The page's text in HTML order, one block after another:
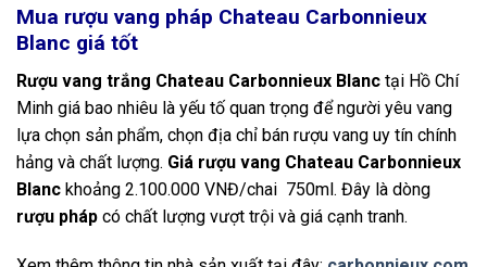
Mua rượu vang pháp Chateau Carbonnieux
Blanc giá tốt
Rượu vang trắng Chateau Carbonnieux Blanc tại Hồ Chí
Minh giá bao nhiêu là yếu tố quan trọng để người yêu vang
lựa chọn sản phẩm, chọn địa chỉ bán rượu vang uy tín chính
hảng và chất lượng. Giá rượu vang Chateau Carbonnieux
Blanc khoảng 2.100.000 VNĐ/chai 750ml. Đây là dòng
rượu pháp có chất lượng vượt trội và giá cạnh tranh.